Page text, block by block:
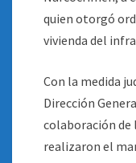
quien otorgó
vivienda del
Con la medida
Dirección
colaboración de
realizaron el